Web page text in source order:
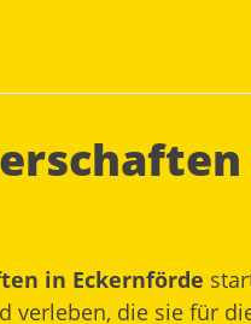
in Eckernförde
verleben, die sie für